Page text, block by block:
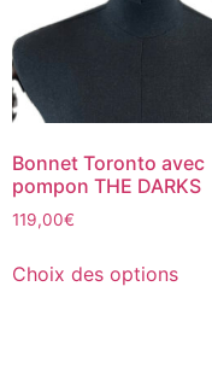
Bonnet Toronto avec
pompon THE DARKS
119,00€
Choix des options